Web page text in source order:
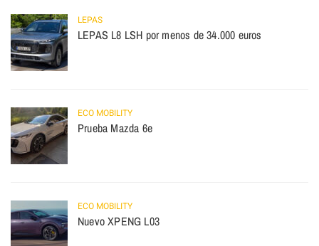
LEPAS
LEPAS L8 LSH por menos de 34.000 euros
ECO MOBILITY
Prueba Mazda 6e
ECO MOBILITY
Nuevo XPENG L03